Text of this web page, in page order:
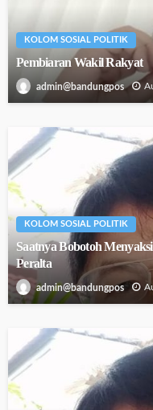
KOLOM SOSIAL POLITIK
Pembiaran Wakil Rakyat
admin@bandungpos
KOLOM SOSIAL POLITIK
Saatnya Bobotoh
Peralta
admin@bandungpos